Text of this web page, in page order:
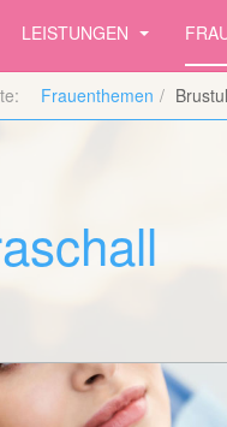
LEISTUNGEN
Frauenthemen